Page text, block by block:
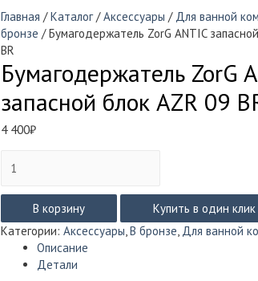
Главная /Каталог/Аксессуары / Для ванной
бронзе / Бумагодержатель ZorG ANTIC
BR
Бумагодержатель ZorG
запасной блок AZR 09
4 400₽
товара
Бумагодержатель
ANTIC
запасной
В корзину
Купить в один клик
Категории: Аксессуары,В бронзе, Для ванной
Описание
Детали